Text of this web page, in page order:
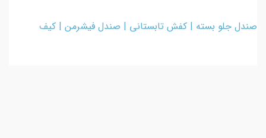
صندل جلو بسته | کفش تابستانی | صندل فیشرمن | کیف